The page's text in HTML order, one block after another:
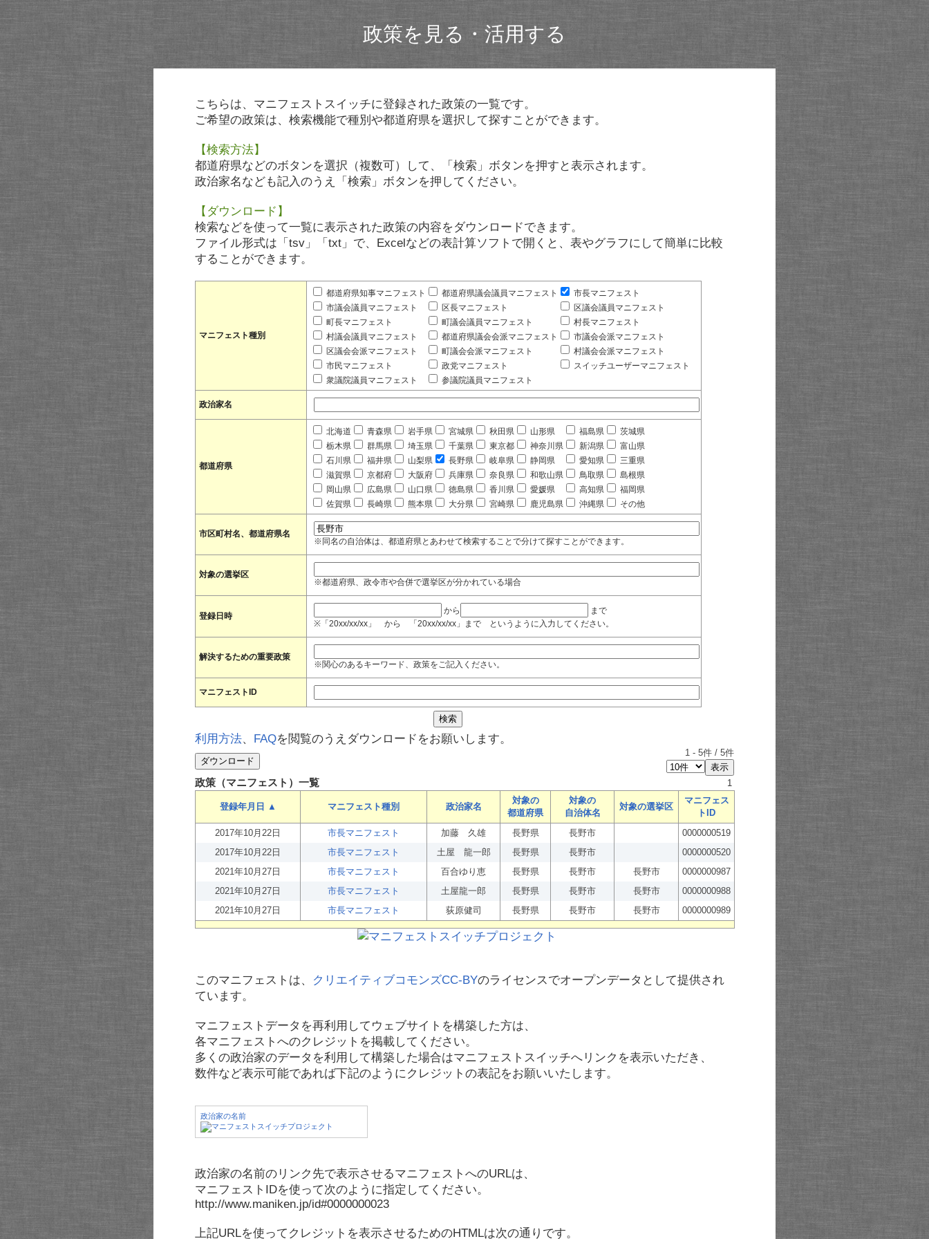
政策を見る・活用する
こちらは、マニフェストスイッチに登録された政策の一覧です。
ご希望の政策は、検索機能で種別や都道府県を選択して探すことができます。
【検索方法】
都道府県などのボタンを選択（複数可）して、「検索」ボタンを押すと表示されます。
政治家名なども記入のうえ「検索」ボタンを押してください。
【ダウンロード】
検索などを使って一覧に表示された政策の内容をダウンロードできます。
ファイル形式は「tsv」「txt」で、Excelなどの表計算ソフトで開くと、表やグラフにして簡単に比較
することができます。
マニフェスト種別
都道府県知事マニフェスト 都道府県議会議員マニフェスト
市長マニフェスト
市議会議員マニフェスト
区長マニフェスト
区議会議員マニフェスト
町長マニフェスト
町議会議員マニフェスト
村長マニフェスト
村議会議員マニフェスト
都道府県議会会派マニフェスト
市議会会派マニフェスト
区議会会派マニフェスト
町議会会派マニフェスト
村議会会派マニフェスト
市民マニフェスト
政党マニフェスト
スイッチユーザーマニフェスト
衆議院議員マニフェスト
参議院議員マニフェスト
政治家名
都道府県
北海道 青森県 岩手県 宮城県 秋田県 山形県 福島県
茨城県
栃木県
群馬県 埼玉県 千葉県 東京都 神奈川県 新潟県
富山県
石川県
福井県 山梨県 長野県 岐阜県 静岡県 愛知県
三重県
滋賀県
京都府 大阪府 兵庫県 奈良県 和歌山県 鳥取県
島根県
岡山県
広島県 山口県 徳島県 香川県 愛媛県 高知県
福岡県
佐賀県
長崎県 熊本県 大分県 宮崎県 鹿児島県 沖縄県 その他
市区町村名、都道府県名
※同名の自治体は、都道府県とあわせて検索することで分けて探すことができます。
対象の選挙区
※都道府県、政令市や合併で選挙区が分かれている場合
登録日時
から
まで
※「20xx/xx/xx」 から 「20xx/xx/xx」まで というように入力してください。
解決するための重要政策
※関心のあるキーワード、政策をご記入ください。
マニフェストID
利用方法、 FAQを閲覧のうえダウンロードをお願いします。
1 - 5件 / 5件
政策（マニフェスト）一覧 1
登録年月日 ▲ マニフェスト種別 政治家名
対象の
都道府県
対象の
自治体名
対象の選挙区
マニフェス
トID
2017年10月22日
市長マニフェスト 加藤 久雄 長野県 長野市
0000000519
2017年10月22日
市長マニフェスト 土屋 龍一郎 長野県 長野市
0000000520
2021年10月27日
市長マニフェスト 百合ゆり恵 長野県 長野市 長野市
0000000987
2021年10月27日
市長マニフェスト 土屋龍一郎 長野県 長野市 長野市
0000000988
2021年10月27日
市長マニフェスト 荻原健司 長野県 長野市 長野市 0000000989
このマニフェストは、 クリエイティブコモンズCC-BYのライセンスでオープンデータとして提供され
ています。
マニフェストデータを再利用してウェブサイトを構築した方は、
各マニフェストへのクレジットを掲載してください。
多くの政治家のデータを利用して構築した場合はマニフェストスイッチへリンクを表示いただき、
数件など表示可能であれば下記のようにクレジットの表記をお願いいたします。
政治家の名前
政治家の名前のリンク先で表示させるマニフェストへのURLは、
マニフェストIDを使って次のように指定してください。
http://www.maniken.jp/id#0000000023
上記URLを使ってクレジットを表示させるためのHTMLは次の通りです。